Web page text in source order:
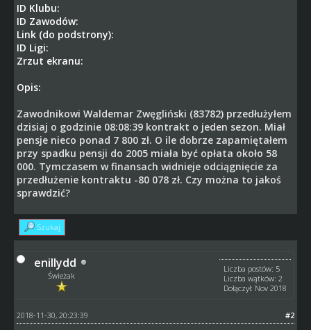
ID Klubu:
ID Zawodów:
Link (do podstrony):
ID Ligi:
Zrzut ekranu:
Opis:
Zawodnikowi Waldemar Zwęgliński (83782) przedłużyłem
dzisiaj o godzinie 08:08:39 kontrakt o jeden sezon. Miał
pensje nieco ponad 7 800 zł. O ile dobrze zapamiętałem
przy spadku pensji do 2005 miała być opłata około 58
000. Tymczasem w finansach widnieje odciągnięcie za
przedłużenie kontraktu -80 078 zł. Czy można to jakoś
sprawdzić?
Szukaj
enillydd
Świeżak
Liczba postów: 5
Liczba wątków: 2
Dołączył: Nov 2018
#2
2018-11-30, 20:23:39